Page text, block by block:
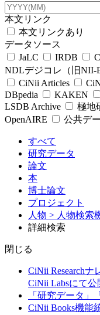
本文リンク
本文リンクあり
データソース
JaLC
IRDB
NDLデジコレ（旧NII-
CiNii Articles
DBpedia
KAKEN
LSDB Archive
極地
OpenAIRE
公共デ
すべて
研究データ
論文
本
博士論文
プロジェクト
人物 > 人物検索
詳細検索
閉じる
CiNii Research
CiNii Labsにて公
「研究データ」
CiNii Books機能